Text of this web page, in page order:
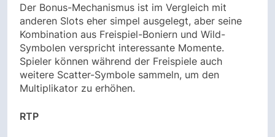
Der Bonus-Mechanismus ist im Vergleich mit
anderen Slots eher simpel ausgelegt, aber seine
Kombination aus Freispiel-Boniern und Wild-
Symbolen verspricht interessante Momente.
Spieler können während der Freispiele auch
weitere Scatter-Symbole sammeln, um den
Multiplikator zu erhöhen.
RTP